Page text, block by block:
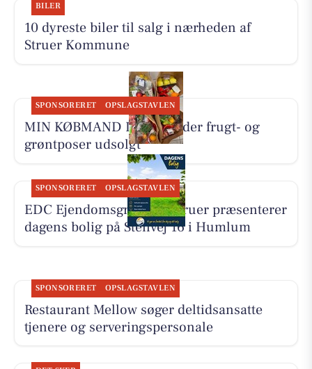
BILER
10 dyreste biler til salg i nærheden af
Struer Kommune
SPONSORERET OPSLAGSTAVLEN
MIN KØBMAND I ASP melder frugt- og
grøntposer udsolgt
SPONSORERET OPSLAGSTAVLEN
EDC Ejen­doms­grup­pen Struer præsenterer
dagens bolig på Stenvej 16 i Humlum
SPONSORERET OPSLAGSTAVLEN
Restaurant Mellow søger deltidsansatte
tjenere og serveringspersonale